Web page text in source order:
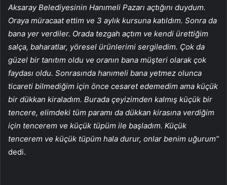
Aksaray Belediyesinin Hanımeli Pazarı açtığını duydum.
Oraya müracaat ettim ve 3 aylık kursuna katıldım. Sonra da
bana yer verdiler. Orada tezgah açtım ve kendi ürettiğim
salça, baharatlar, yöresel ürünlerimi sergiledim. Çok da
güzel bir tanıtım oldu ve oranın bana müşteri olarak çok
faydası oldu. Sonrasında hanımeli bana yetmez olunca
ticareti bilmediğim için önce cesaret edemedim ama küçük
bir dükkan kiraladım. Burada çeyizimden kalmış küçük bir
tencere, elimdeki tüm paramı da dükkan kirasına verdiğim
için tencerem ve küçük tüpüm ile başladım. Küçük
tencerem ve küçük tüpüm hala durur, onlar benim uğurum”
dedi.